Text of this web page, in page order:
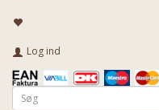
Log ind